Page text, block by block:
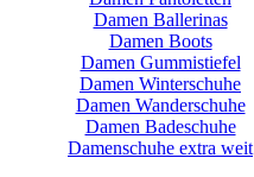
Damen Ballerinas
Damen Boots
Damen Gummistiefel
Damen Winterschuhe
Damen Wanderschuhe
Damen Badeschuhe
Damenschuhe extra weit